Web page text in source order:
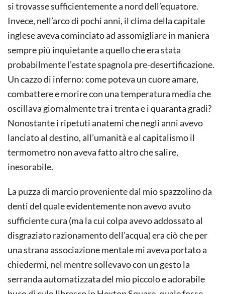
si trovasse sufficientemente a nord dell’equatore.
Invece, nell’arco di pochi anni, il clima della capitale
inglese aveva cominciato ad assomigliare in maniera
sempre più inquietante a quello che era stata
probabilmente l’estate spagnola pre-desertificazione.
Un cazzo di inferno: come poteva un cuore amare,
combattere e morire con una temperatura media che
oscillava giornalmente tra i trenta e i quaranta gradi?
Nonostante i ripetuti anatemi che negli anni avevo
lanciato al destino, all’umanità e al capitalismo il
termometro non aveva fatto altro che salire,
inesorabile.
La puzza di marcio proveniente dal mio spazzolino da
denti del quale evidentemente non avevo avuto
sufficiente cura (ma la cui colpa avevo addossato al
disgraziato razionamento dell’acqua) era ciò che per
una strana associazione mentale mi aveva portato a
chiedermi, nel mentre sollevavo con un gesto la
serranda automatizzata del mio piccolo e adorabile